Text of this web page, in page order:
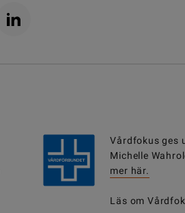
Vårdfokus ges
Michelle
mer här.
Läs om